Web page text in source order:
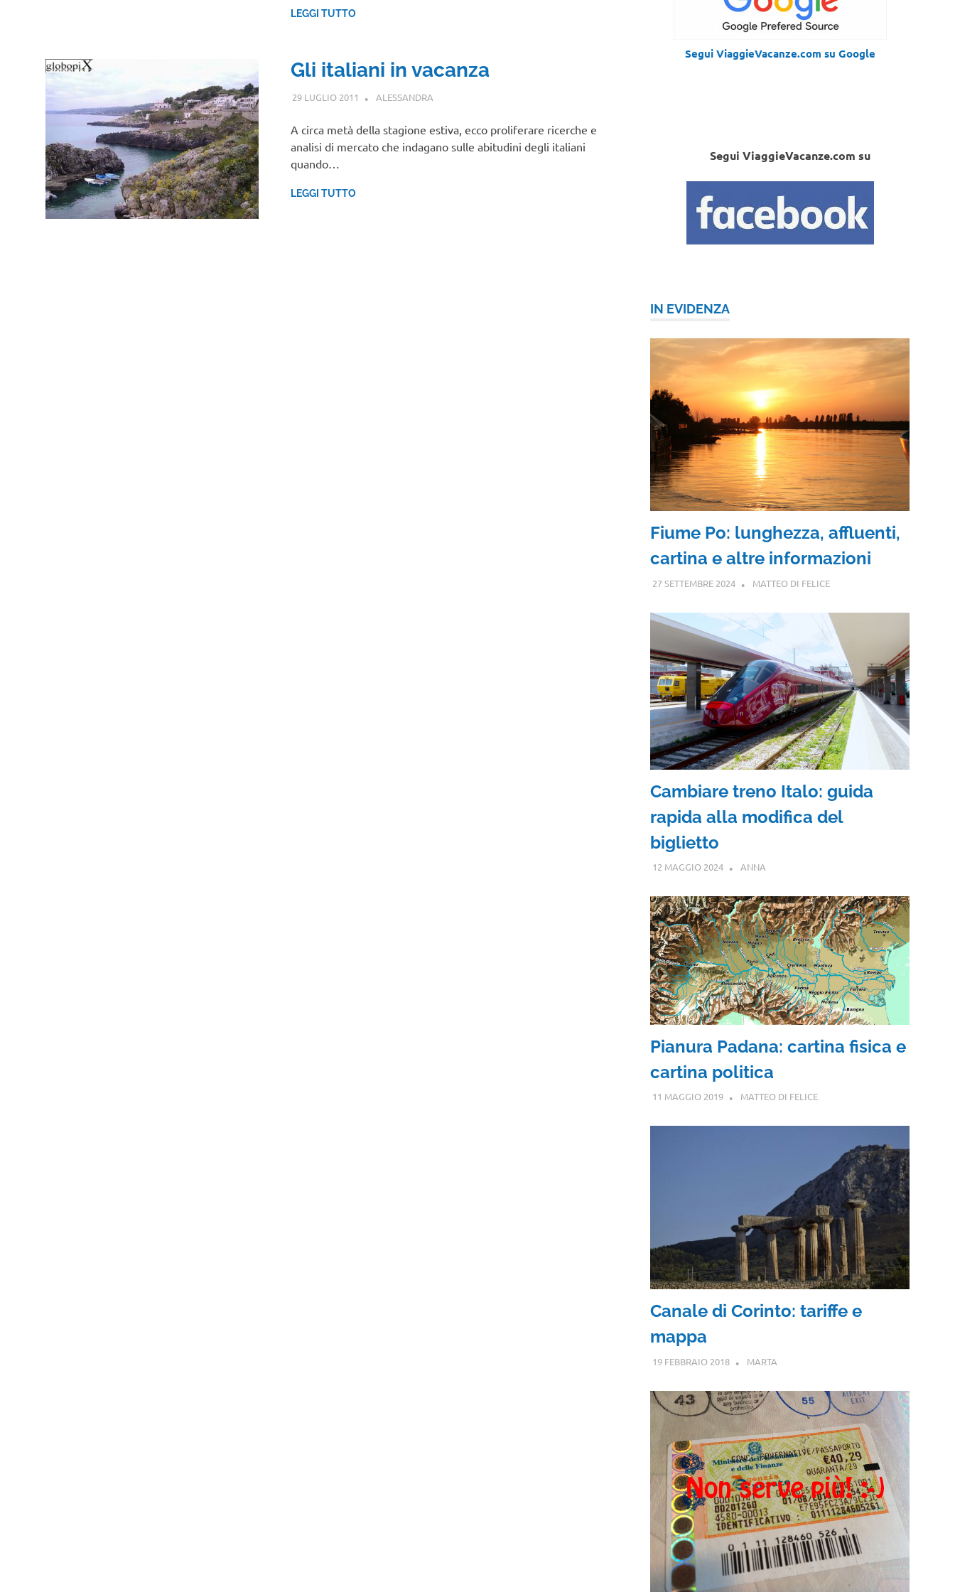
LEGGI TUTTO
Gli italiani in vacanza
29 LUGLIO 2011 ALESSANDRA
A circa metà della stagione estiva, ecco proliferare ricerche e
analisi di mercato che indagano sulle abitudini degli italiani
quando…
LEGGI TUTTO
Segui ViaggieVacanze.com su Google
Segui ViaggieVacanze.com su
IN EVIDENZA
Fiume Po: lunghezza, affluenti,
cartina e altre informazioni
27 SETTEMBRE 2024 MATTEO DI FELICE
Cambiare treno Italo: guida
rapida alla modifica del
biglietto
12 MAGGIO 2024 ANNA
Pianura Padana: cartina fisica e
cartina politica
11 MAGGIO 2019 MATTEO DI FELICE
Canale di Corinto: tariffe e
mappa
19 FEBBRAIO 2018 MARTA